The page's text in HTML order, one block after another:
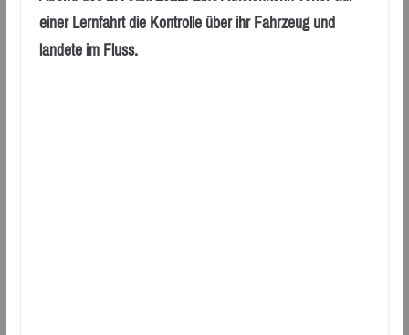
einer Lernfahrt die Kontrolle über ihr Fahrzeug und
landete im Fluss.